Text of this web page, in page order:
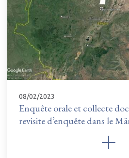
08/02/2023
Enquête orale et collecte
revisite d’enquête dans le